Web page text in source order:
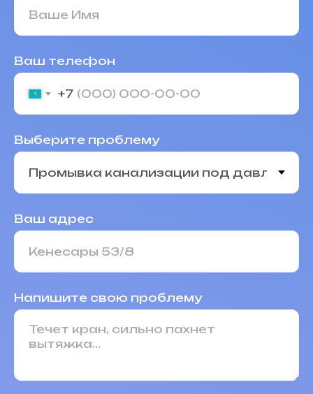
Ваш телефон
+7
Выберите проблему
Ваш адрес
Напишите свою проблему